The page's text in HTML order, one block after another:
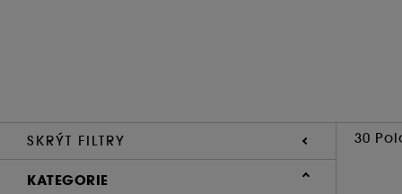
SKRÝT FILTRY 30
KATEGORIE